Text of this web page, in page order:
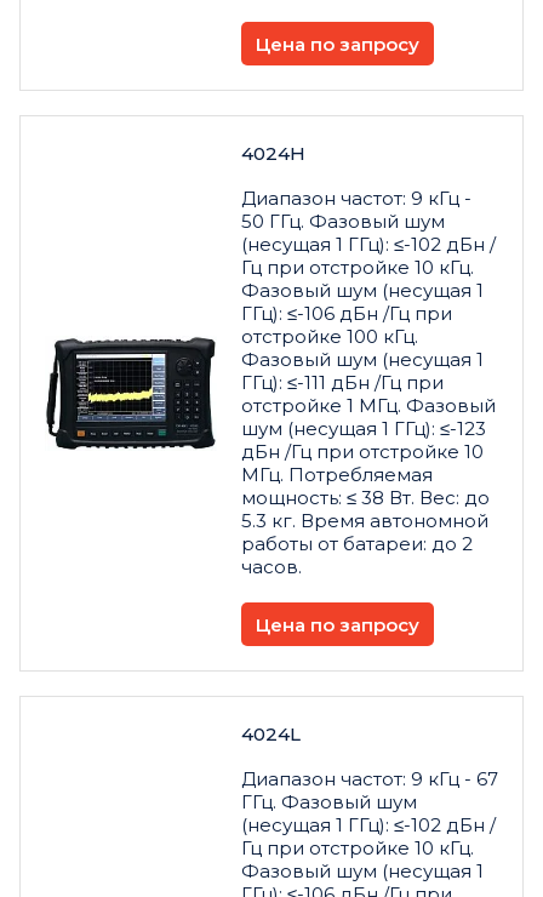
Цена по запросу
4024H
Диапазон частот: 9 кГц -
50 ГГц. Фазовый шум
(несущая 1 ГГц): ≤-102 дБн /
Гц при отстройке 10 кГц.
Фазовый шум (несущая 1
ГГц): ≤-106 дБн /Гц при
отстройке 100 кГц.
Фазовый шум (несущая 1
ГГц): ≤-111 дБн /Гц при
отстройке 1 МГц. Фазовый
шум (несущая 1 ГГц): ≤-123
дБн /Гц при отстройке 10
МГц. Потребляемая
мощность: ≤ 38 Вт. Вес: до
5.3 кг. Время автономной
работы от батареи: до 2
часов.
Цена по запросу
4024L
Диапазон частот: 9 кГц - 67
ГГц. Фазовый шум
(несущая 1 ГГц): ≤-102 дБн /
Гц при отстройке 10 кГц.
Фазовый шум (несущая 1